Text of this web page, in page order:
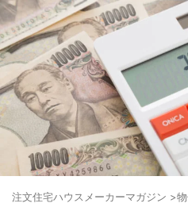
注⽂住宅ハウスメーカーマガジン >